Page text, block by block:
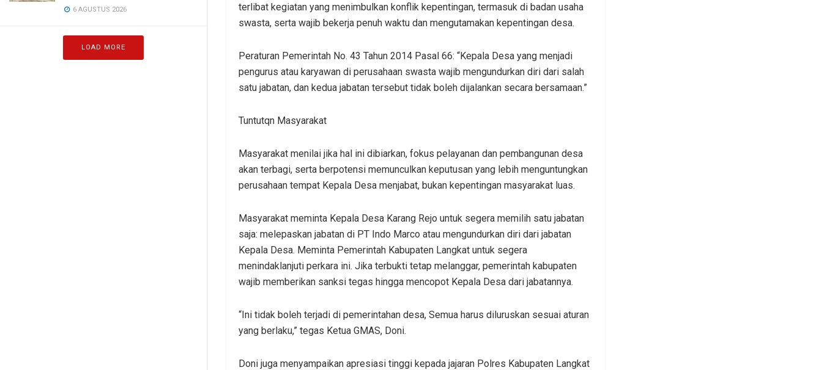
6 AGUSTUS 2026
LOAD MORE
terlibat kegiatan yang menimbulkan konflik kepentingan, termasuk di badan usaha
swasta, serta wajib bekerja penuh waktu dan mengutamakan kepentingan desa.
Peraturan Pemerintah No. 43 Tahun 2014 Pasal 66: “Kepala Desa yang menjadi
pengurus atau karyawan di perusahaan swasta wajib mengundurkan diri dari salah
satu jabatan, dan kedua jabatan tersebut tidak boleh dijalankan secara bersamaan.”
Tuntutqn Masyarakat
Masyarakat menilai jika hal ini dibiarkan, fokus pelayanan dan pembangunan desa
akan terbagi, serta berpotensi memunculkan keputusan yang lebih menguntungkan
perusahaan tempat Kepala Desa menjabat, bukan kepentingan masyarakat luas.
Masyarakat meminta Kepala Desa Karang Rejo untuk segera memilih satu jabatan
saja: melepaskan jabatan di PT Indo Marco atau mengundurkan diri dari jabatan
Kepala Desa. Meminta Pemerintah Kabupaten Langkat untuk segera
menindaklanjuti perkara ini. Jika terbukti tetap melanggar, pemerintah kabupaten
wajib memberikan sanksi tegas hingga mencopot Kepala Desa dari jabatannya.
“Ini tidak boleh terjadi di pemerintahan desa, Semua harus diluruskan sesuai aturan
yang berlaku,” tegas Ketua GMAS, Doni.
Doni juga menyampaikan apresiasi tinggi kepada jajaran Polres Kabupaten Langkat